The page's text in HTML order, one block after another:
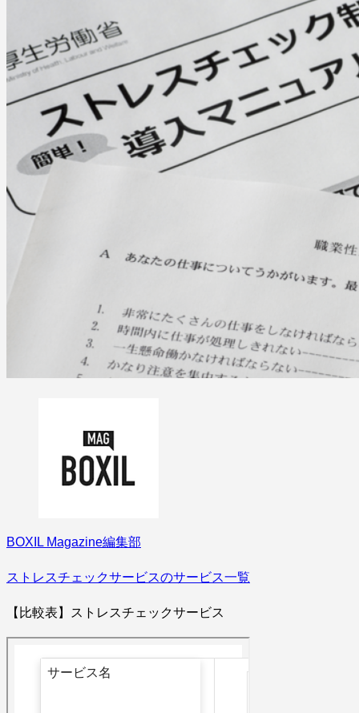
BOXIL Magazine編集部
ストレスチェックサービスのサービス一覧
【比較表】ストレスチェックサービス